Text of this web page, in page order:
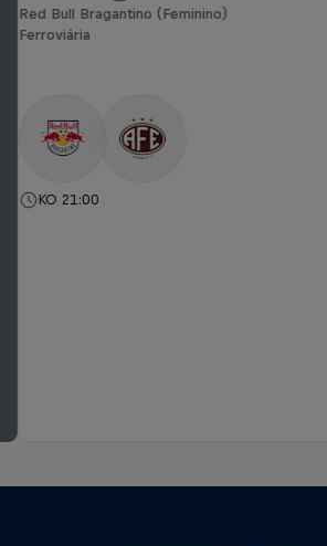
Red Bull Bragantino (Feminino)
Ferroviária
KO 21:00